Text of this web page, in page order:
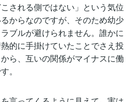
される側ではない」という気位
からなのですが、そのため幼少
ブルが避けられません。誰かに
的に手掛けていたことでさえ投
ら、互いの関係がマイナスに働
。